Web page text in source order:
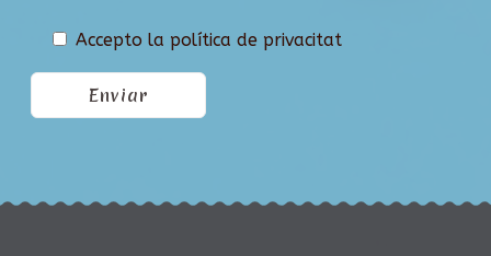
Accepto la política de privacitat